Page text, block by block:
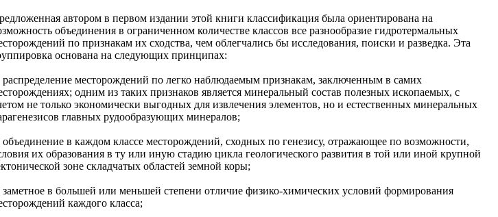
автором в первом издании этой книги классификация была ориентирована на
объединения в ограниченном количестве классов все разнообразие гидротермальных
по признакам их сходства, чем облегчались бы исследования, поиски и разведка. Эта
основана на следующих принципах:
распределение месторождений по легко наблюдаемым признакам, заключенным в самих
одним из таких признаков является минеральный состав полезных ископаемых, с
не только экономически выгодных для извлечения элементов, но и естественных минеральных
главных рудообразующих минералов;
объединение в каждом классе месторождений, сходных по генезису, отражающее по возможности,
их образования в ту или иную стадию цикла геологического развития в той или иной крупной
зоне складчатых областей земной коры;
заметное в большей или меньшей степени отличие физико-химических условий формирования
каждого класса;